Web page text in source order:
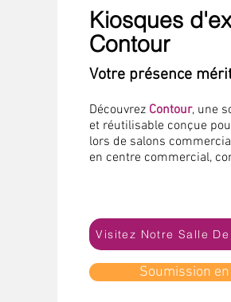
Kiosques
Contour
Votre présence
Découvrez Contour, une
et réutilisable conçue
lors de salons
en centre commercial,
Visitez Notre Salle
Soumission